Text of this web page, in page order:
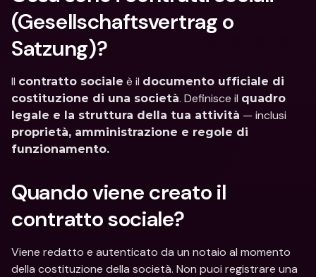
(Gesellschaftsvertrag o
Satzung)?
Il contratto sociale è il documento ufficiale di
costituzione di una società. Definisce il quadro
legale e la struttura della tua attività
proprietà, amministrazione e regole di
funzionamento.
Quando viene creato il
contratto sociale?
Viene redatto e autenticato da un notaio al momento
della costituzione della società. Non puoi registrare una